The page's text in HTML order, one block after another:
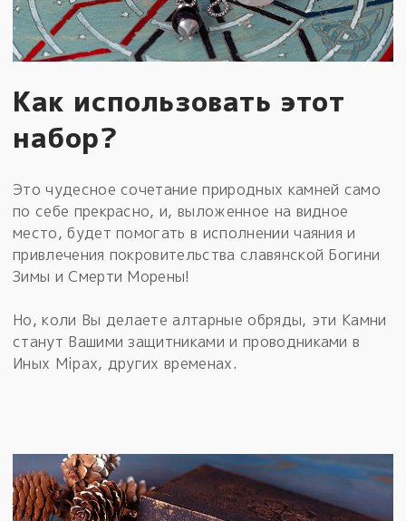
Как использовать этот
набор?
Это чудесное сочетание природных камней само
по себе прекрасно, и, выложенное на видное
место, будет помогать в исполнении чаяния и
привлечения покровительства славянской Богини
Зимы и Смерти Морены!
Но, коли Вы делаете алтарные обряды, эти Камни
станут Вашими защитниками и проводниками в
Иных Мiрах, других временах.